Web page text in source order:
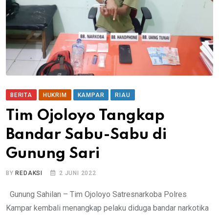
BERITA HUKRIM KAMPAR RIAU
Tim Ojoloyo Tangkap
Bandar Sabu-Sabu di
Gunung Sari
BYREDAKSI 2 JUNI 2022
Gunung Sahilan – Tim Ojoloyo Satresnarkoba Polres
Kampar kembali menangkap pelaku diduga bandar narkotika